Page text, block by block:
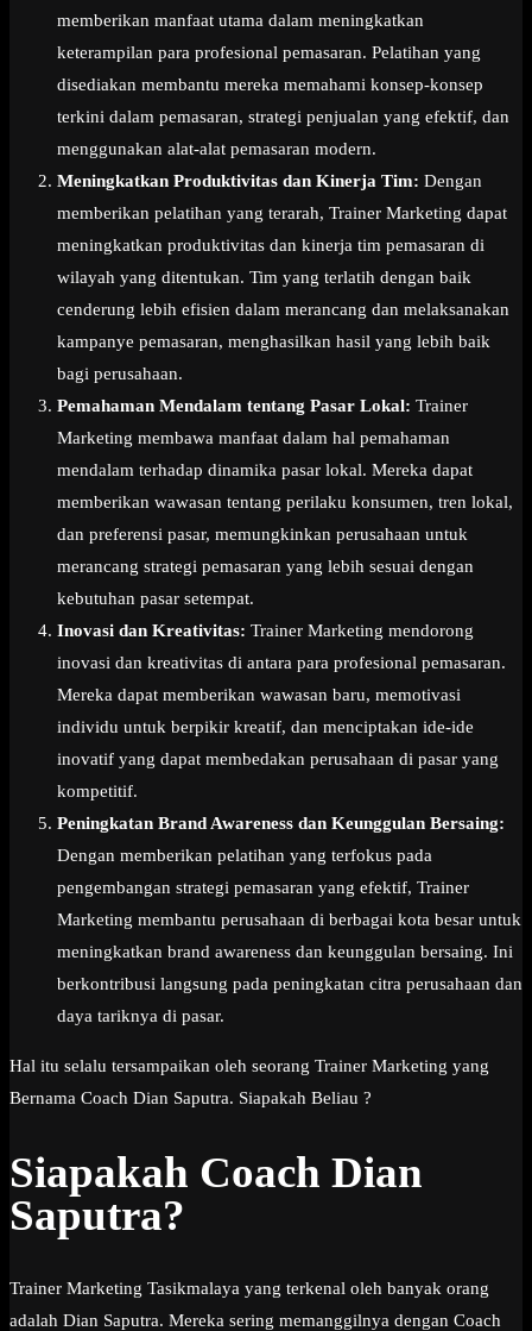
memberikan manfaat utama dalam meningkatkan
keterampilan para profesional pemasaran. Pelatihan yang
disediakan membantu mereka memahami konsep-konsep
terkini dalam pemasaran, strategi penjualan yang efektif, dan
menggunakan alat-alat pemasaran modern.
Meningkatkan Produktivitas dan Kinerja Tim: Dengan
memberikan pelatihan yang terarah, Trainer Marketing dapat
meningkatkan produktivitas dan kinerja tim pemasaran di
wilayah yang ditentukan. Tim yang terlatih dengan baik
cenderung lebih efisien dalam merancang dan melaksanakan
kampanye pemasaran, menghasilkan hasil yang lebih baik
bagi perusahaan.
Pemahaman Mendalam tentang Pasar Lokal: Trainer
Marketing membawa manfaat dalam hal pemahaman
mendalam terhadap dinamika pasar lokal. Mereka dapat
memberikan wawasan tentang perilaku konsumen, tren lokal,
dan preferensi pasar, memungkinkan perusahaan untuk
merancang strategi pemasaran yang lebih sesuai dengan
kebutuhan pasar setempat.
Inovasi dan Kreativitas: Trainer Marketing mendorong
inovasi dan kreativitas di antara para profesional pemasaran.
Mereka dapat memberikan wawasan baru, memotivasi
individu untuk berpikir kreatif, dan menciptakan ide-ide
inovatif yang dapat membedakan perusahaan di pasar yang
kompetitif.
Peningkatan Brand Awareness dan Keunggulan Bersaing:
Dengan memberikan pelatihan yang terfokus pada
pengembangan strategi pemasaran yang efektif, Trainer
Marketing membantu perusahaan di berbagai kota besar untuk
meningkatkan brand awareness dan keunggulan bersaing. Ini
berkontribusi langsung pada peningkatan citra perusahaan dan
daya tariknya di pasar.
Hal itu selalu tersampaikan oleh seorang Trainer Marketing yang
Bernama Coach Dian Saputra. Siapakah Beliau ?
Siapakah Coach Dian
Saputra?
Trainer Marketing Tasikmalaya yang terkenal oleh banyak orang
adalah Dian Saputra. Mereka sering memanggilnya dengan Coach